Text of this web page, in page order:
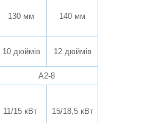
130 мм 140 мм
10 дюймів 12 дюймів
A2-8
11/15 кВт 15/18,5 кВт